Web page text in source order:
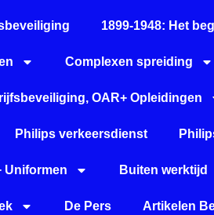
1899-1948: Het
Complexen spreiding
OAR+ Opleidingen
Philips verkeersdienst
Uniformen Buiten werktijd
De Pers Artikelen